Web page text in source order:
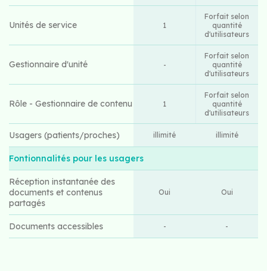
Unités de service 1
Forfait selon
quantité
d'utilisateurs
Gestionnaire d'unité -
Forfait selon
quantité
d'utilisateurs
Rôle - Gestionnaire de contenu 1
Forfait selon
quantité
d'utilisateurs
Usagers (patients/proches) illimité illimité
Fontionnalités pour les usagers
Réception instantanée des
documents et contenus
partagés
Oui Oui
Documents accessibles - -